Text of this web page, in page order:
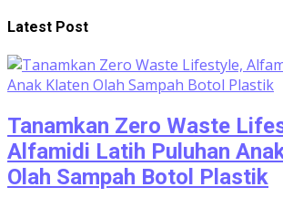
Latest Post
Tanamkan Zero Waste
Alfamidi Latih Puluhan
Olah Sampah Botol Plastik